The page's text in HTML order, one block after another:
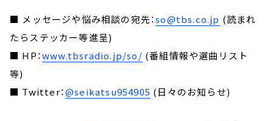
■ メッセージや悩み相談の宛先：so@tbs.co.jp (読まれ
たらステッカー等進呈)
■ HP：www.tbsradio.jp/so/ (番組情報や選曲リスト
等)
■ Twitter：@seikatsu954905 (日々のお知らせ)